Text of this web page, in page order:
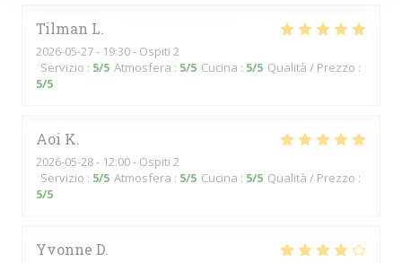
Tilman L
2026-05-27- 19:30 - Ospiti 2
Servizio : 5/5 Atmosfera : 5/5 Cucina : 5/5 Qualità / Prezzo :
5/5
Aoi K
2026-05-28- 12:00 - Ospiti 2
Servizio : 5/5 Atmosfera : 5/5 Cucina : 5/5 Qualità / Prezzo :
5/5
Yvonne D